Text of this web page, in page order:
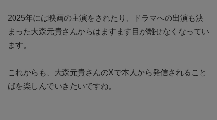
2025年には映画の主演をされたり、ドラマへの出演も決
まった大森元貴さんからはますます目が離せなくなってい
ます。
これからも、大森元貴さんのXで本人から発信されること
ばを楽しんでいきたいですね。